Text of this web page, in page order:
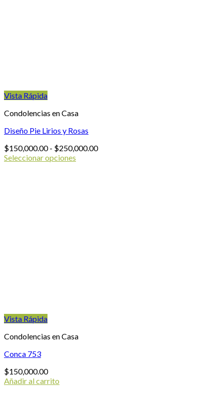
Vista Rápida
Condolencias en Casa
Diseño Pie Lirios y Rosas
$150,000.00 - $250,000.00Rango
Seleccionar opciones
Vista Rápida
Condolencias en Casa
Conca 753
$150,000.00
Añadir al carrito